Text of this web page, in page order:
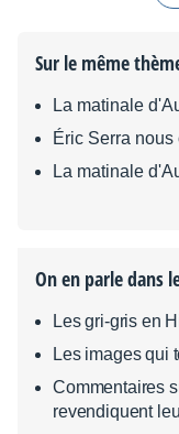
Sur le même
La matinale
Éric Serra
La matinale
On en parle dans
Les gri-gris en
Les images qui
Commentaires
revendiquent